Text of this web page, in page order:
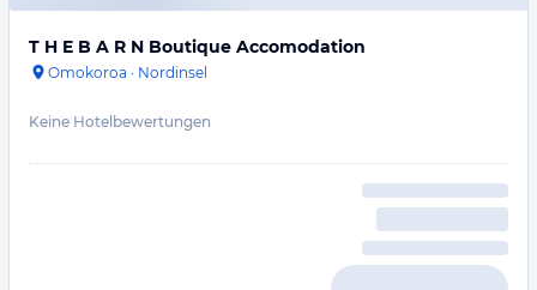
T H E B A R N Boutique Accomodation
Omokoroa · Nordinsel
Keine Hotelbewertungen